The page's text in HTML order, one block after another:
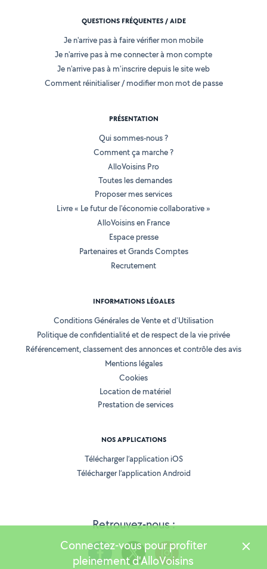
Retrouvez-nous :
QUESTIONS FRÉQUENTES / AIDE
Je n'arrive pas à faire vérifier mon mobile
Je n'arrive pas à me connecter à mon compte
Je n'arrive pas à m'inscrire depuis le site web
Comment réinitialiser / modifier mon mot de passe
PRÉSENTATION
Qui sommes-nous ?
Comment ça marche ?
AlloVoisins Pro
Toutes les demandes
Proposer mes services
Livre « Le futur de l'économie collaborative »
AlloVoisins en France
Espace presse
Partenaires et Grands Comptes
Recrutement
INFORMATIONS LÉGALES
Conditions Générales de Vente et d'Utilisation
Politique de confidentialité et de respect de la vie privée
Référencement, classement des annonces et contrôle des avis
Mentions légales
Cookies
Location de matériel
Prestation de services
NOS APPLICATIONS
Télécharger l’application iOS
Télécharger l’application Android
Connectez-vous pour profiter
pleinement d'AlloVoisins